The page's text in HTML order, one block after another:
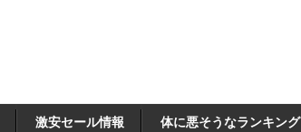
激安セール情報 体に悪そうなランキング